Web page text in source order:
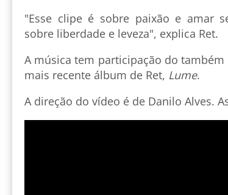
"Esse clipe é sobre paixão e amar
sobre liberdade e leveza", explica Ret.
A música tem participação do também
mais recente álbum de Ret, Lume.
A direção do vídeo é de Danilo Alves.